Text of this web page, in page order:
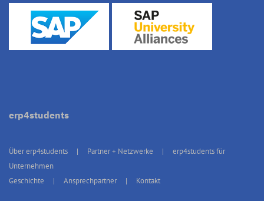
erp4students
Über erp4students Partner + Netzwerke
erp4students für
Unternehmen
Geschichte
Ansprechpartner Kontakt